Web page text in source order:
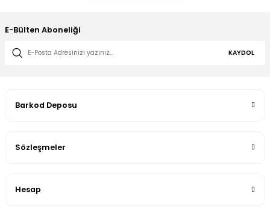
E-Bülten Aboneliği
KAYDOL
Barkod Deposu
Sözleşmeler
Hesap